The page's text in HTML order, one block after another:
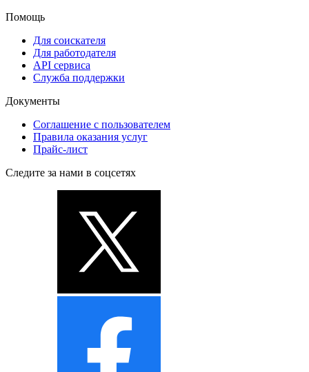
Помощь
Для соискателя
Для работодателя
API сервиса
Служба поддержки
Документы
Соглашение с пользователем
Правила оказания услуг
Прайс-лист
Следите за нами в соцсетях